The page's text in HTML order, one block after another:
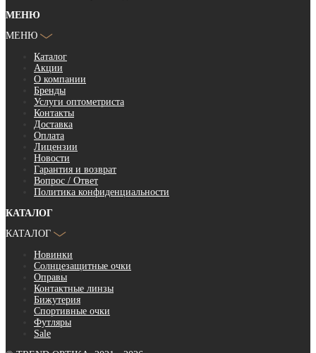
МЕНЮ
МЕНЮ
Каталог
Акции
О компании
Бренды
Услуги оптометриста
Контакты
Доставка
Оплата
Лицензии
Новости
Гарантия и возврат
Вопрос / Ответ
Политика конфиденциальности
КАТАЛОГ
КАТАЛОГ
Новинки
Солнцезащитные очки
Оправы
Контактные линзы
Бижутерия
Спортивные очки
Футляры
Sale